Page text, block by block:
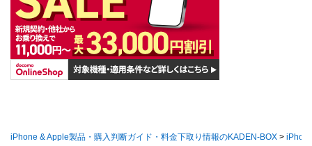
iPhone & Apple製品・購入判断ガイド・料金下取り情報のKADEN-BOX >